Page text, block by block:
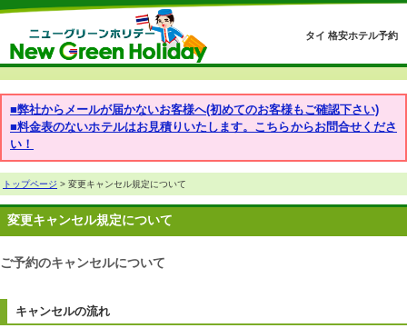
タイ 格安ホテル予約
■弊社からメールが届かないお客様へ(初めてのお客様もご確認下さい)
■料金表のないホテルはお見積りいたします。こちらからお問合せくださ
い！
トップページ > 変更キャンセル規定について
変更キャンセル規定について
ご予約のキャンセルについて
キャンセルの流れ